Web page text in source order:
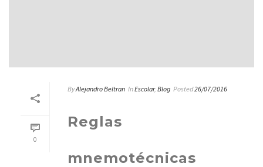
0
ByAlejandro Beltran InEscolar, Blog Posted26/07/2016
Reglas
mnemotécnicas